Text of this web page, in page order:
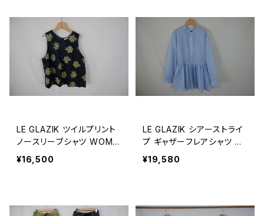
LE GLAZIK ツイルプリント
ノースリーブシャツ WOME
N
¥16,500
LE GLAZIK シアーストライ
プ ギャザーフレアシャツ W
OMEN
¥19,580